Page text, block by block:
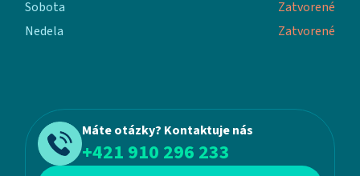
Sobota
Zatvorené
Nedela
Zatvorené
Máte otázky? Kontaktuje nás
+421 910 296 233